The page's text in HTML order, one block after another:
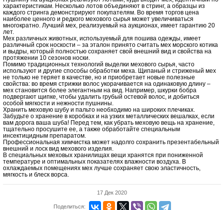
характеристикам. Несколько лотов объединяют в стринг, а образцы из
каждого стринга демонстрируют покупателям. Во время торгов цена
наиболее ценного и редкого мехового сырья может увеличиваться
многократно. Лучший мех, реализуемый на аукционах, имеет гарантию 20
лет.
Мех различных животных, используемый для пошива одежды, имеет
различный срок носкости – за эталон принято считать мех морского котика
и выдры, который полностью сохраняет свой внешний вид и свойства на
протяжении 10 сезонов носки.
Помимо традиционных технологий выделки мехового сырья, часто
используют и другие способы обработки меха. Щипаный и стриженый мех
не только не теряет в качестве, но и приобретает новые полезные
свойства: во время стрижки волос укорачивается на одинаковую длину –
мех становится более элегантным на вид. Например, шкурки бобра
подвергают щипке, чтобы удалить грубый остевой волос, и добиться
особой мягкости и нежности пушнины.
Хранить меховую шубу и пальто необходимо на широких плечиках.
Забудьте о хранение в коробках и на узких металлических вешалках, если
вам дорога ваша шуба! Перед тем, как убрать меховую вещь на хранение,
тщательно просушите ее, а также обработайте специальным
инсектицидным препаратом.
Профессиональная химчистка может надолго сохранить презентабельный
внешний и лоск вид мехового изделия.
В специальных меховых хранилищах вещи хранятся при пониженной
температуре и оптимальных показателях влажности воздуха. В
охлаждаемых помещениях мех лучше сохраняет свою эластичность,
мягкость и блеск ворса.
17 Дек 2020
Поделиться: